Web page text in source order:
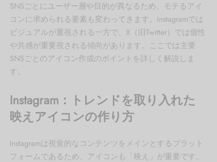
SNSごとにユーザー層や目的が異なるため、モテるアイ
コンに求められる要素も変わってきます。Instagramでは
ビジュアルが重視される一方で、X（旧Twitter）では個性
や共感が重要視される傾向があります。ここでは主要
SNSごとのアイコン作成のポイントを詳しく解説しま
す。
Instagram：トレンドを取り入れた
映えアイコンの作り方
Instagramは視覚的なコンテンツをメインとするプラット
フォームであるため、アイコンも「映え」が重要です。